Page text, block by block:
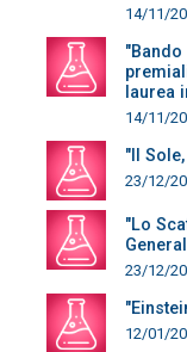
14/11/
laurea
14/11/
"Il
23/12/
"Lo
23/12/
12/01/